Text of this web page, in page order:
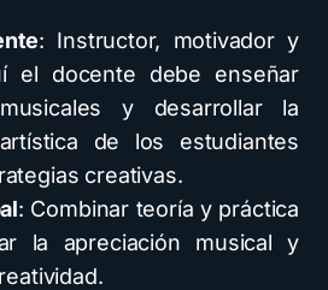
: Instructor, motivador y
el docente debe enseñar
y desarrollar la
de los estudiantes
creativas.
: Combinar teoría y práctica
la apreciación musical y